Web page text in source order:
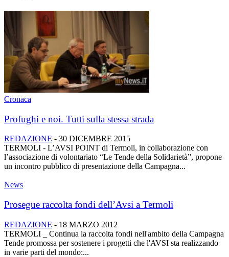
Cronaca
Profughi e noi. Tutti sulla stessa strada
REDAZIONE - 30 DICEMBRE 2015
TERMOLI - L’AVSI POINT di Termoli, in collaborazione con
l’associazione di volontariato “Le Tende della Solidarietà”, propone
un incontro pubblico di presentazione della Campagna...
News
Prosegue raccolta fondi dell’Avsi a Termoli
REDAZIONE - 18 MARZO 2012
TERMOLI _ Continua la raccolta fondi nell'ambito della Campagna
Tende promossa per sostenere i progetti che l'AVSI sta realizzando
in varie parti del mondo:...